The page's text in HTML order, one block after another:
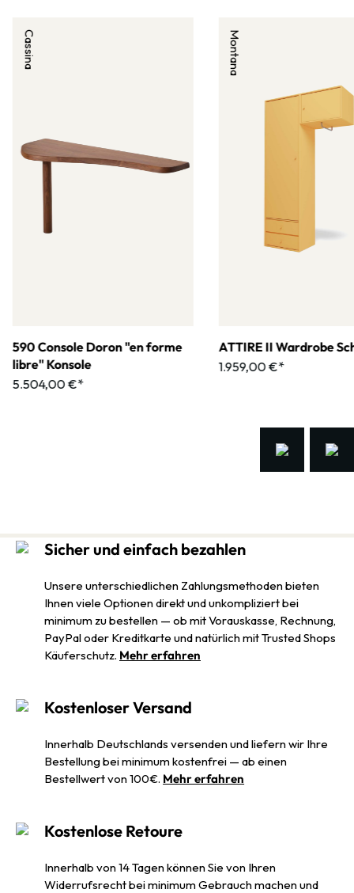
Cassina
590 Console Doron "en forme
libre" Konsole
5.504,00 €*
Montana
ATTIRE II Wardrobe
1.959,00 €*
Sicher und einfach bezahlen
Unsere unterschiedlichen Zahlungsmethoden bieten
Ihnen viele Optionen direkt und unkompliziert bei
minimum zu bestellen — ob mit Vorauskasse, Rechnung,
PayPal oder Kreditkarte und natürlich mit Trusted Shops
Käuferschutz. Mehr erfahren
Kostenloser Versand
Innerhalb Deutschlands versenden und liefern wir Ihre
Bestellung bei minimum kostenfrei — ab einen
Bestellwert von 100€. Mehr erfahren
Kostenlose Retoure
Innerhalb von 14 Tagen können Sie von Ihren
Widerrufsrecht bei minimum Gebrauch machen und